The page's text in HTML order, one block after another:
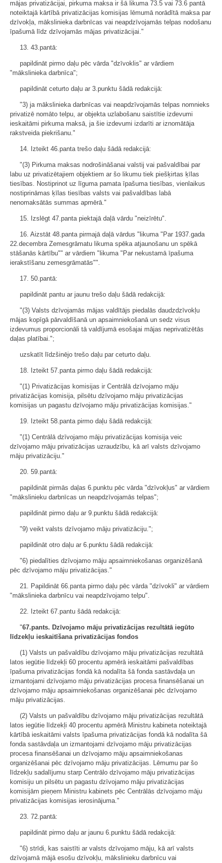
mājas privatizācijai, pirkuma maksa ir šā likuma 73.5 vai 73.6 pantā
noteiktajā kārtībā privatizācijas komisijas lēmumā norādītā maksa par
dzīvokļa, mākslinieka darbnīcas vai neapdzīvojamās telpas nodošanu
īpašumā līdz dzīvojamās mājas privatizācijai."
13. 43.pantā:
papildināt pirmo daļu pēc vārda "dzīvoklis" ar vārdiem
"mākslinieka darbnīca";
papildināt ceturto daļu ar 3.punktu šādā redakcijā:
"3) ja mākslinieka darbnīcas vai neapdzīvojamās telpas nomnieks
privatizē nomāto telpu, ar objekta uzlabošanu saistītie izdevumi
ieskaitāmi pirkuma maksā, ja šie izdevumi izdarīti ar iznomātāja
rakstveida piekrišanu."
14. Izteikt 46.panta trešo daļu šādā redakcijā:
"(3) Pirkuma maksas nodrošināšanai valstij vai pašvaldībai par
labu uz privatizētajiem objektiem ar šo likumu tiek piešķirtas ķīlas
tiesības. Nostiprinot uz līguma pamata īpašuma tiesības, vienlaikus
nostiprināmas ķīlas tiesības valsts vai pašvaldības labā
nenomaksātās summas apmērā."
15. Izslēgt 47.panta piektajā daļā vārdu "neizīrētu".
16. Aizstāt 48.panta pirmajā daļā vārdus "likuma "Par 1937.gada
22.decembra Zemesgrāmatu likuma spēka atjaunošanu un spēkā
stāšanās kārtību"" ar vārdiem "likuma "Par nekustamā īpašuma
ierakstīšanu zemesgrāmatās"".
17. 50.pantā:
papildināt pantu ar jaunu trešo daļu šādā redakcijā:
"(3) Valsts dzīvojamās mājas valdītājs piedalās daudzdzīvokļu
mājas kopīgā pārvaldīšanā un apsaimniekošanā un sedz visus
izdevumus proporcionāli tā valdījumā esošajai mājas neprivatizētās
daļas platībai.";
uzskatīt līdzšinējo trešo daļu par ceturto daļu.
18. Izteikt 57.panta pirmo daļu šādā redakcijā:
"(1) Privatizācijas komisijas ir Centrālā dzīvojamo māju
privatizācijas komisija, pilsētu dzīvojamo māju privatizācijas
komisijas un pagastu dzīvojamo māju privatizācijas komisijas."
19. Izteikt 58.panta pirmo daļu šādā redakcijā:
"(1) Centrālā dzīvojamo māju privatizācijas komisija veic
dzīvojamo māju privatizācijas uzraudzību, kā arī valsts dzīvojamo
māju privatizāciju."
20. 59.pantā:
papildināt pirmās daļas 6.punktu pēc vārda "dzīvokļus" ar vārdiem
"mākslinieku darbnīcas un neapdzīvojamās telpas";
papildināt pirmo daļu ar 9.punktu šādā redakcijā:
"9) veikt valsts dzīvojamo māju privatizāciju.";
papildināt otro daļu ar 6.punktu šādā redakcijā:
"6) piedalīties dzīvojamo māju apsaimniekošanas organizēšanā
pēc dzīvojamo māju privatizācijas."
21. Papildināt 66.panta pirmo daļu pēc vārda "dzīvokli" ar vārdiem
"mākslinieka darbnīcu vai neapdzīvojamo telpu".
22. Izteikt 67.pantu šādā redakcijā:
"67.pants. Dzīvojamo māju privatizācijas rezultātā iegūto
līdzekļu ieskaitīšana privatizācijas fondos
(1) Valsts un pašvaldību dzīvojamo māju privatizācijas rezultātā
latos iegūtie līdzekļi 60 procentu apmērā ieskaitāmi pašvaldības
īpašuma privatizācijas fondā kā nodalīta šā fonda sastāvdaļa un
izmantojami dzīvojamo māju privatizācijas procesa finansēšanai un
dzīvojamo māju apsaimniekošanas organizēšanai pēc dzīvojamo
māju privatizācijas.
(2) Valsts un pašvaldību dzīvojamo māju privatizācijas rezultātā
latos iegūtie līdzekļi 40 procentu apmērā Ministru kabineta noteiktajā
kārtībā ieskaitāmi valsts īpašuma privatizācijas fondā kā nodalīta šā
fonda sastāvdaļa un izmantojami dzīvojamo māju privatizācijas
procesa finansēšanai un dzīvojamo māju apsaimniekošanas
organizēšanai pēc dzīvojamo māju privatizācijas. Lēmumu par šo
līdzekļu sadalījumu starp Centrālo dzīvojamo māju privatizācijas
komisiju un pilsētu un pagastu dzīvojamo māju privatizācijas
komisijām pieņem Ministru kabinets pēc Centrālās dzīvojamo māju
privatizācijas komisijas ierosinājuma."
23. 72.pantā:
papildināt pirmo daļu ar jaunu 6.punktu šādā redakcijā:
"6) strīdi, kas saistīti ar valsts dzīvojamo māju, kā arī valsts
dzīvojamā mājā esošu dzīvokļu, mākslinieku darbnīcu vai